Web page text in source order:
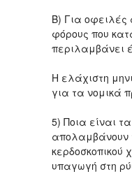
Β) Για οφειλές
φόρους που
περιλαμβάνει
Η ελάχιστη
για τα νομικά
5) Ποια είναι
απολαμβάνουν
κερδοσκοπικού
υπαγωγή στη